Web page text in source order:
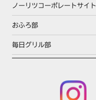
ノーリツコーポレートサイト
おふろ部
毎日グリル部